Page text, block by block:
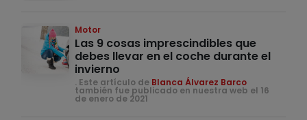
Motor
Las 9 cosas imprescindibles que
debes llevar en el coche durante el
invierno
. Este artículo de Blanca Álvarez Barco
también fue publicado en nuestra web el 16
de enero de 2021